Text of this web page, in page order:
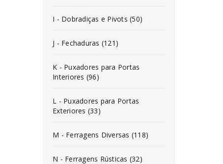
I - Dobradiças e Pivots (50)
J - Fechaduras (121)
K - Puxadores para Portas
Interiores (96)
L - Puxadores para Portas
Exteriores (33)
M - Ferragens Diversas (118)
N - Ferragens Rústicas (32)